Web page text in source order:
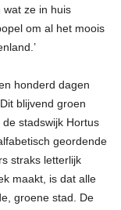
wat ze in huis
om al het moois
honderd dagen
blijvend groen
stadswijk Hortus
geordende
straks letterlijk
maakt, is dat alle
groene stad. De